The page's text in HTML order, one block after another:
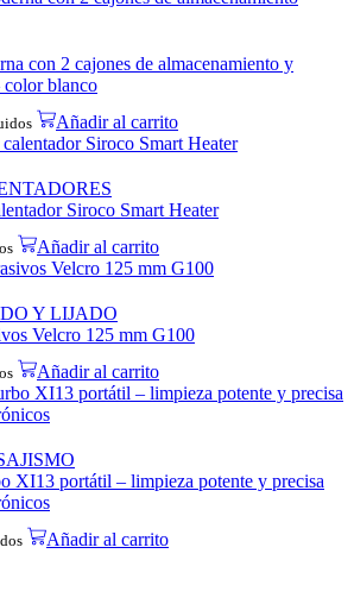
con 2 cajones de almacenamiento y
color blanco
Añadir al carrito
Siroco Smart Heater
Añadir al carrito
Y LIJADO
Velcro 125 mm G100
Añadir al carrito
XI13 portátil – limpieza potente y precisa
Añadir al carrito